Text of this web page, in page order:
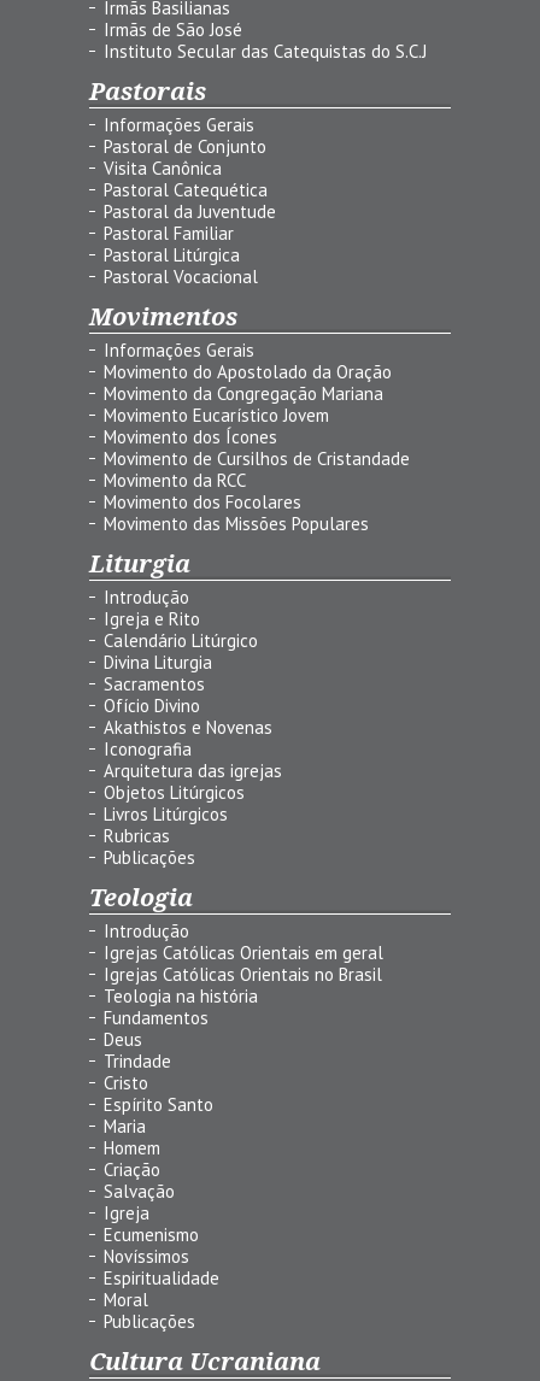
Irmãs Basilianas
Irmãs de São José
Instituto Secular das Catequistas do S.C.J
Pastorais
Informações Gerais
Pastoral de Conjunto
Visita Canônica
Pastoral Catequética
Pastoral da Juventude
Pastoral Familiar
Pastoral Litúrgica
Pastoral Vocacional
Movimentos
Informações Gerais
Movimento do Apostolado da Oração
Movimento da Congregação Mariana
Movimento Eucarístico Jovem
Movimento dos Ícones
Movimento de Cursilhos de Cristandade
Movimento da RCC
Movimento dos Focolares
Movimento das Missões Populares
Liturgia
Introdução
Igreja e Rito
Calendário Litúrgico
Divina Liturgia
Sacramentos
Ofício Divino
Akathistos e Novenas
Iconografia
Arquitetura das igrejas
Objetos Litúrgicos
Livros Litúrgicos
Rubricas
Publicações
Teologia
Introdução
Igrejas Católicas Orientais em geral
Igrejas Católicas Orientais no Brasil
Teologia na história
Fundamentos
Deus
Trindade
Cristo
Espírito Santo
Maria
Homem
Criação
Salvação
Igreja
Ecumenismo
Novíssimos
Espiritualidade
Moral
Publicações
Cultura Ucraniana